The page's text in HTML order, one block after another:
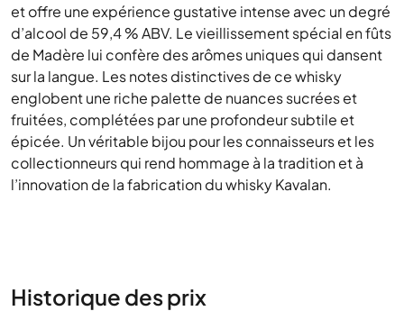
et offre une expérience gustative intense avec un degré
d’alcool de 59,4 % ABV. Le vieillissement spécial en fûts
de Madère lui confère des arômes uniques qui dansent
sur la langue. Les notes distinctives de ce whisky
englobent une riche palette de nuances sucrées et
fruitées, complétées par une profondeur subtile et
épicée. Un véritable bijou pour les connaisseurs et les
collectionneurs qui rend hommage à la tradition et à
l’innovation de la fabrication du whisky Kavalan.
Historique des prix